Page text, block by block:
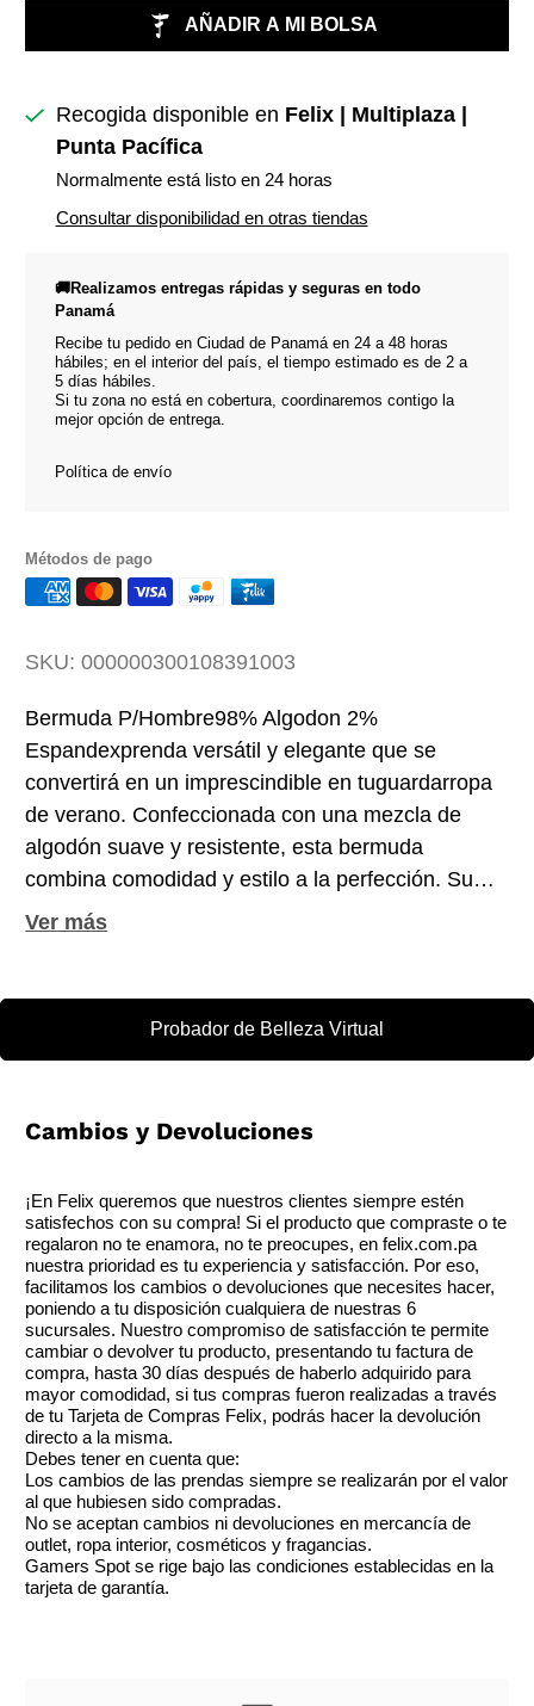
AÑADIR A MI BOLSA
Recogida disponible en Felix | Multiplaza |
Punta Pacífica
Normalmente está listo en 24 horas
Consultar disponibilidad en otras tiendas
🚚Realizamos entregas rápidas y seguras en todo
Panamá
Recibe tu pedido en Ciudad de Panamá en 24 a 48 horas
hábiles; en el interior del país, el tiempo estimado es de 2 a
5 días hábiles.
Si tu zona no está en cobertura, coordinaremos contigo la
mejor opción de entrega.
Política de envío
Métodos de pago
SKU: 000000300108391003
Bermuda P/Hombre98% Algodon 2%
Espandexprenda versátil y elegante que se
convertirá en un imprescindible en tuguardarropa
de verano. Confeccionada con una mezcla de
algodón suave y resistente, esta bermuda
combina comodidad y estilo a la perfección. Su
diseño clásico y atemporal presenta un corte
Probador de Belleza Virtual
Cambios y Devoluciones
¡En Felix queremos que nuestros clientes siempre estén
satisfechos con su compra! Si el producto que compraste o te
regalaron no te enamora, no te preocupes, en felix.com.pa
nuestra prioridad es tu experiencia y satisfacción. Por eso,
facilitamos los cambios o devoluciones que necesites hacer,
poniendo a tu disposición cualquiera de nuestras 6
sucursales. Nuestro compromiso de satisfacción te permite
cambiar o devolver tu producto, presentando tu factura de
compra, hasta 30 días después de haberlo adquirido para
mayor comodidad, si tus compras fueron realizadas a través
de tu Tarjeta de Compras Felix, podrás hacer la devolución
directo a la misma.
Debes tener en cuenta que:
Los cambios de las prendas siempre se realizarán por el valor
al que hubiesen sido compradas.
No se aceptan cambios ni devoluciones en mercancía de
outlet, ropa interior, cosméticos y fragancias.
Gamers Spot se rige bajo las condiciones establecidas en la
tarjeta de garantía.